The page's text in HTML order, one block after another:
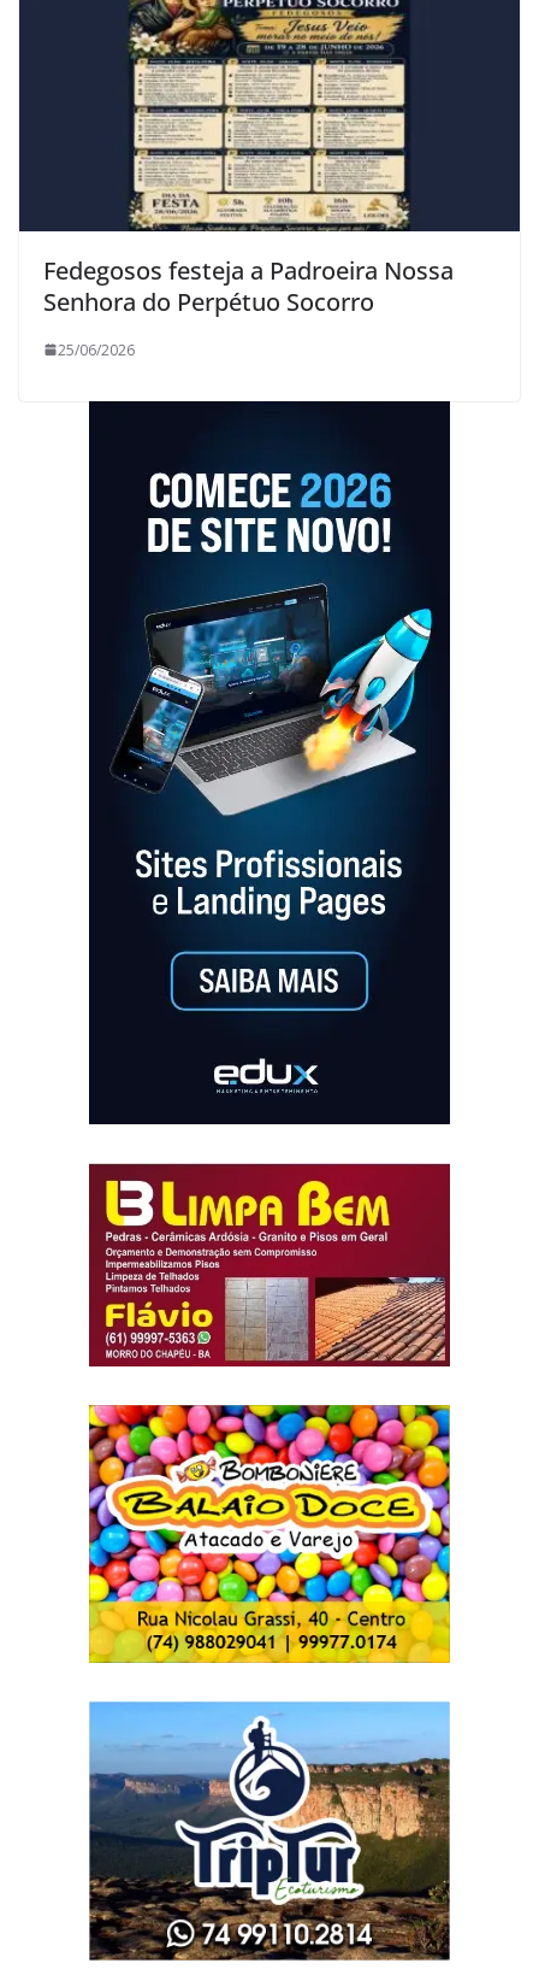
Fedegosos festeja a Padroeira Nossa
Senhora do Perpétuo Socorro
25/06/2026